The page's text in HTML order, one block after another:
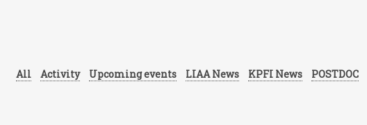
All Activity Upcoming events LIAA News KPFI News POSTDOC